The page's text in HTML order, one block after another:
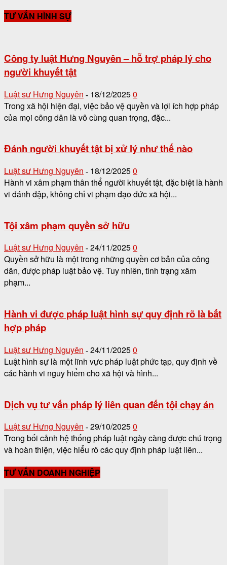
TƯ VẤN HÌNH SỰ
Công ty luật Hưng Nguyên – hỗ trợ pháp lý cho
người khuyết tật
Luật sư Hưng Nguyên - 18/12/20250
Trong xã hội hiện đại, việc bảo vệ quyền và lợi ích hợp pháp
của mọi công dân là vô cùng quan trọng, đặc...
Đánh người khuyết tật bị xử lý như thế nào
Luật sư Hưng Nguyên - 18/12/20250
Hành vi xâm phạm thân thể người khuyết tật, đặc biệt là hành
vi đánh đập, không chỉ vi phạm đạo đức xã hội...
Tội xâm phạm quyền sở hữu
Luật sư Hưng Nguyên - 24/11/20250
Quyền sở hữu là một trong những quyền cơ bản của công
dân, được pháp luật bảo vệ. Tuy nhiên, tình trạng xâm
phạm...
Hành vi được pháp luật hình sự quy định rõ là bất
hợp pháp
Luật sư Hưng Nguyên - 24/11/20250
Luật hình sự là một lĩnh vực pháp luật phức tạp, quy định về
các hành vi nguy hiểm cho xã hội và hình...
Dịch vụ tư vấn pháp lý liên quan đến tội chạy án
Luật sư Hưng Nguyên - 29/10/20250
Trong bối cảnh hệ thống pháp luật ngày càng được chú trọng
và hoàn thiện, việc hiểu rõ các quy định pháp luật liên...
TƯ VẤN DOANH NGHIỆP